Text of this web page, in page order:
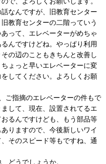
なんですが、旧教育センター
教育センターの二階っていう
って、エレベーターがめちゃ
んですけどね。やっぱり利用
の辺のこともきちんと改善し
ょっと早いエレベーターに変
してください。よろしくお願
ご指摘のエレベーターの件もで
して、現在、設置されてるエ
るんですけども、もう部品等
りますので、今後新しいワイ
そのスピード等もですね、通
どうでしょうか。